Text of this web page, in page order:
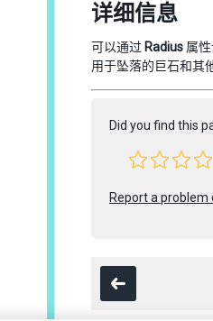
详细信息
可以通过 Radius 属
用于坠落的巨石和其
Did you find this
Report a problem